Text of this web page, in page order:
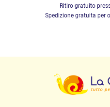
Ritiro gratuito
Spedizione gratuita per